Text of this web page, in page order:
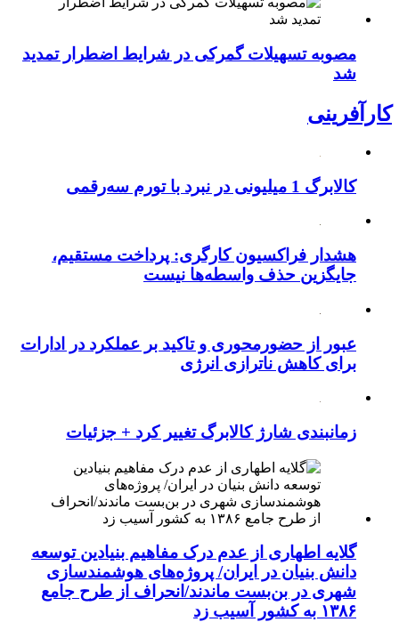
مصوبه تسهیلات گمرکی در شرایط اضطرار تمدید
شد
کارآفرینی
کالابرگ 1 میلیونی در نبرد با تورم سه‌رقمی
هشدار فراکسیون کارگری: پرداخت مستقیم،
جایگزین حذف واسطه‌ها نیست
عبور از حضورمحوری و تاکید بر عملکرد در ادارات
برای کاهش ناترازی انرژی
زمانبندی شارژ کالابرگ تغییر کرد + جزئیات
گلایه اطهاری از عدم درک مفاهیم بنیادین توسعه
دانش بنیان در ایران/ پروژه‌های هوشمندسازی
شهری در بن‌بست ماندند/انحراف از طرح جامع
۱۳۸۶ به کشور آسیب زد